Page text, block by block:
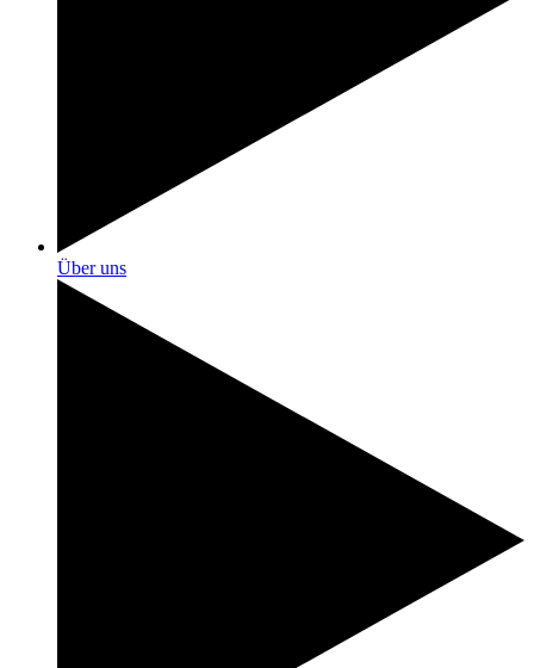
Über uns